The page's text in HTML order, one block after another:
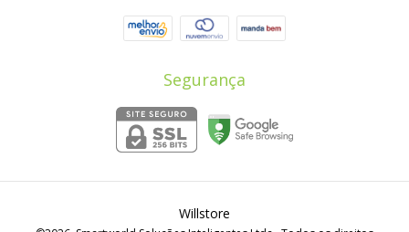
Segurança
Willstore